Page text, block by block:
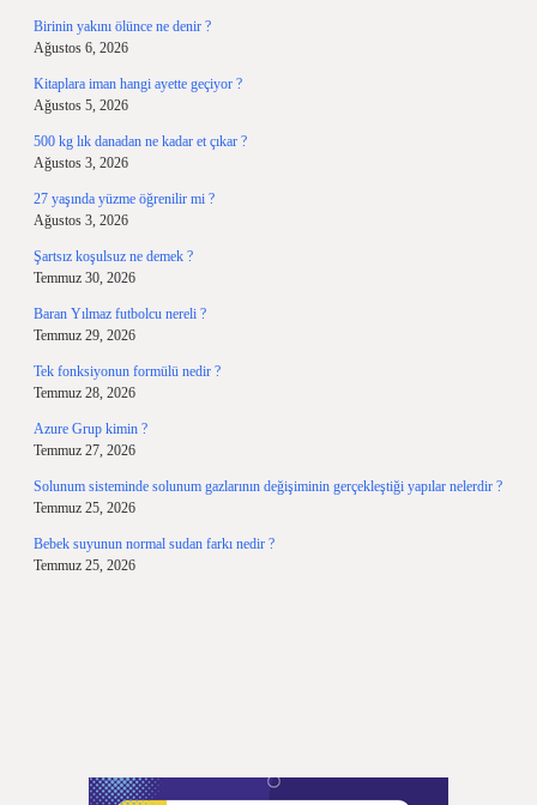
Birinin yakını ölünce ne denir ?
Ağustos 6, 2026
Kitaplara iman hangi ayette geçiyor ?
Ağustos 5, 2026
500 kg lık danadan ne kadar et çıkar ?
Ağustos 3, 2026
27 yaşında yüzme öğrenilir mi ?
Ağustos 3, 2026
Şartsız koşulsuz ne demek ?
Temmuz 30, 2026
Baran Yılmaz futbolcu nereli ?
Temmuz 29, 2026
Tek fonksiyonun formülü nedir ?
Temmuz 28, 2026
Azure Grup kimin ?
Temmuz 27, 2026
Solunum sisteminde solunum gazlarının değişiminin gerçekleştiği yapılar nelerdir ?
Temmuz 25, 2026
Bebek suyunun normal sudan farkı nedir ?
Temmuz 25, 2026